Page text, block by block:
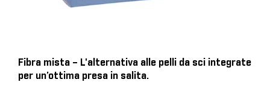
Fibra mista – L'alternativa alle pelli da sci integrate
per un’ottima presa in salita.